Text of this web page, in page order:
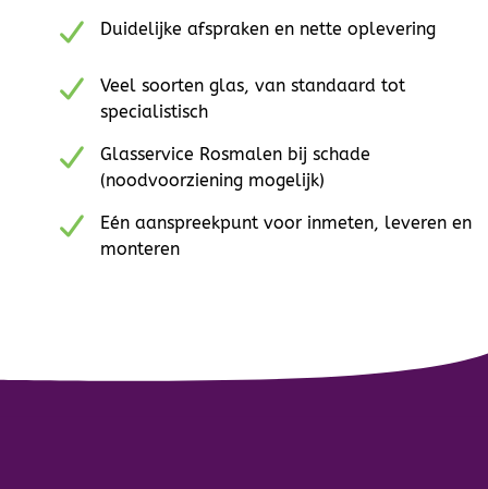
Duidelijke afspraken en nette oplevering
Veel soorten glas, van standaard tot
specialistisch
Glasservice Rosmalen bij schade
(noodvoorziening mogelijk)
Eén aanspreekpunt voor inmeten, leveren en
monteren